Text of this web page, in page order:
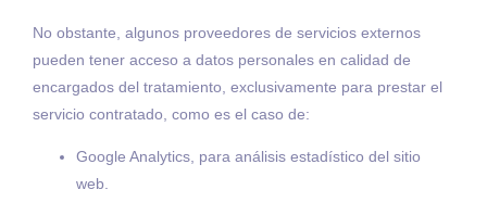
No obstante, algunos proveedores de servicios externos
pueden tener acceso a datos personales en calidad de
encargados del tratamiento, exclusivamente para prestar el
servicio contratado, como es el caso de:
Google Analytics, para análisis estadístico del sitio
web.